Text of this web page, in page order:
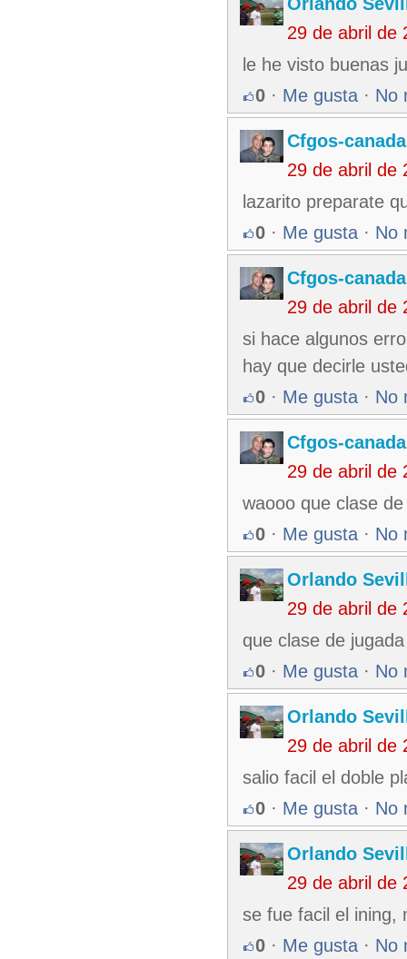
29 de abril de
le he visto buenas
0 · Me gusta · No
Cfgos-canada
29 de abril de
lazarito preparate
0 · Me gusta · No
Cfgos-canada
29 de abril de
si hace algunos
hay que decirle
0 · Me gusta · No
Cfgos-canada
29 de abril de
waooo que clase
0 · Me gusta · No
Orlando
29 de abril de
que clase de
0 · Me gusta · No
Orlando
29 de abril de
salio facil el doble
0 · Me gusta · No
Orlando
29 de abril de
se fue facil el ining,
0 · Me gusta · No